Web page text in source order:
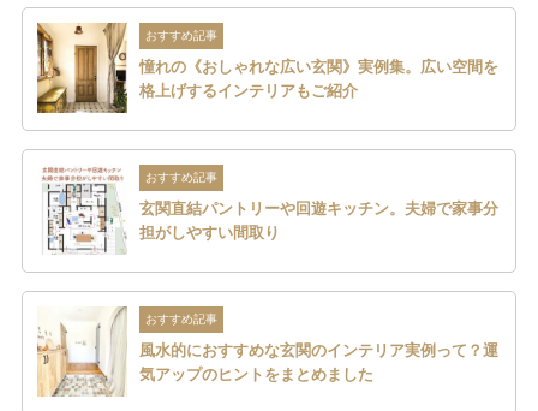
おすすめ記事
憧れの《おしゃれな広い玄関》実例集。広い空間を
格上げするインテリアもご紹介
おすすめ記事
玄関直結パントリーや回遊キッチン。夫婦で家事分
担がしやすい間取り
おすすめ記事
風水的におすすめな玄関のインテリア実例って？運
気アップのヒントをまとめました